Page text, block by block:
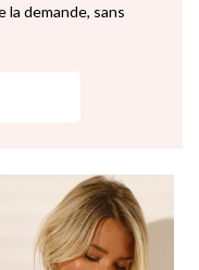
demande, sans